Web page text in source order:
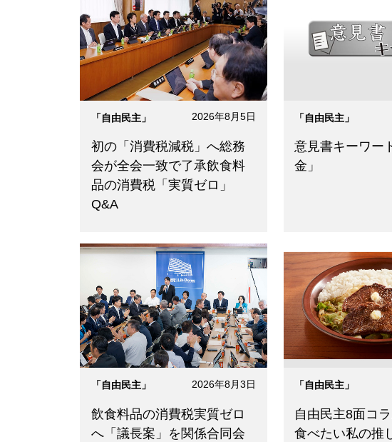
「自由民主」 2026年8月5日
初の「消費税減税」へ総務
会が全会一致で了承飲食料
品の消費税「実質ゼロ」
Q&A
「自由民主」
意見書キーワー
金」
「自由民主」 2026年8月3日
飲食料品の消費税実質ゼロ
へ「議長案」を関係合同会
「自由民主」
自由民主8面コ
食べたい私の推